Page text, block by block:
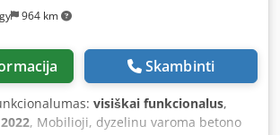
964 km
Skambinti
visiškai funkcionalus,
2022, Mobilioji, dyzelinu varoma betono